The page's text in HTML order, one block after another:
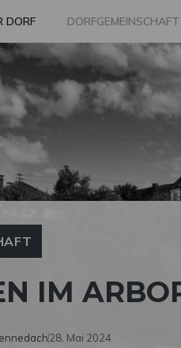
DORF DORFGEMEINSCHAFT
IM
28. Mai 2024